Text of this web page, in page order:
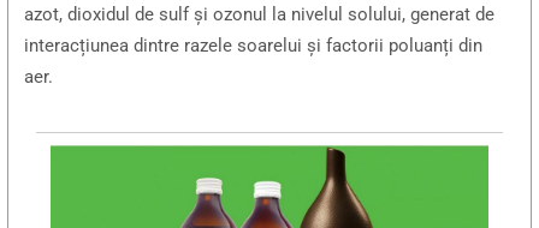
azot, dioxidul de sulf și ozonul la nivelul solului, generat de
interacțiunea dintre razele soarelui și factorii poluanți din
aer.